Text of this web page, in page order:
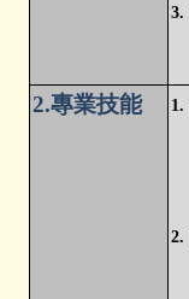
3.
2.專業技能 1.
2.